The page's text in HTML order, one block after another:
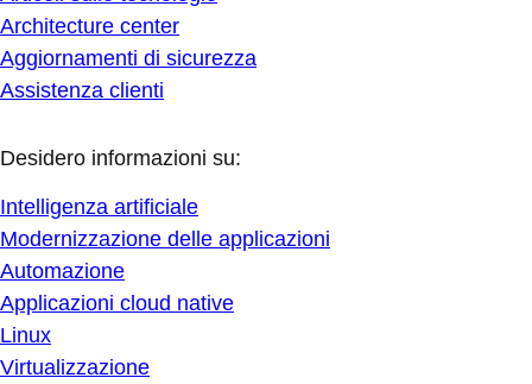
Architecture center
Aggiornamenti di sicurezza
Assistenza clienti
Desidero informazioni su:
Intelligenza artificiale
Modernizzazione delle applicazioni
Automazione
Applicazioni cloud native
Linux
Virtualizzazione